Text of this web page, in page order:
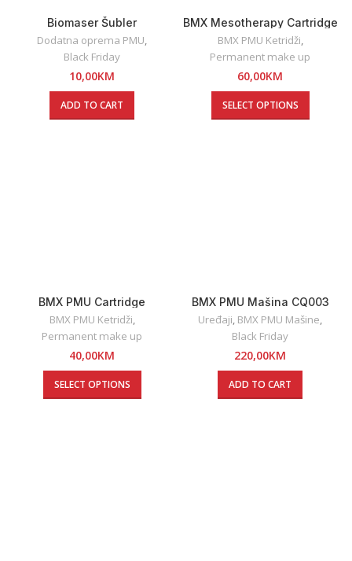
Biomaser Šubler
Dodatna oprema PMU,
Black Friday
10,00KM
ADD TO CART
BMX Mesotherapy Cartridge
BMX PMU Ketridži,
Permanent make up
60,00KM
SELECT OPTIONS
BMX PMU Cartridge
BMX PMU Ketridži,
Permanent make up
40,00KM
SELECT OPTIONS
BMX PMU Mašina CQ003
Black
Uređaji, BMX PMU Mašine,
Black Friday
220,00KM
ADD TO CART